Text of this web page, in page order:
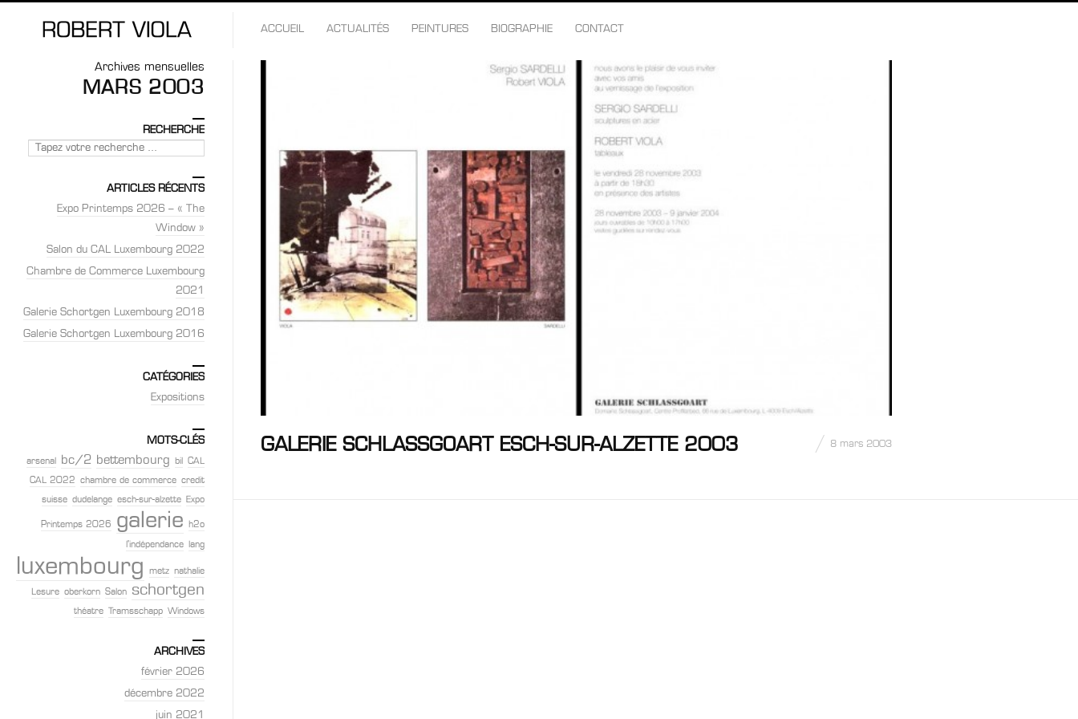
ACCUEIL ACTUALITÉS PEINTURES BIOGRAPHIE CONTACT
GALERIE SCHLASSGOART ESCH-SUR-ALZETTE 2003 8 mars 2003
Archives mensuelles
MARS 2003
RECHERCHE
ARTICLES RÉCENTS
Expo Printemps 2026 – « The
Window »
Salon du CAL Luxembourg 2022
Chambre de Commerce Luxembourg
2021
Galerie Schortgen Luxembourg 2018
Galerie Schortgen Luxembourg 2016
CATÉGORIES
Expositions
MOTS-CLÉS
arsenal bc/2 bettembourg bil CAL
CAL 2022 chambre de commerce credit
suisse dudelange esch-sur-alzette Expo
Printemps 2026 galerie h2o
l'indépendance lang
luxembourg metz nathalie
Lesure oberkorn Salon schortgen
théatre Tramsschapp Windows
ARCHIVES
février 2026
décembre 2022
juin 2021